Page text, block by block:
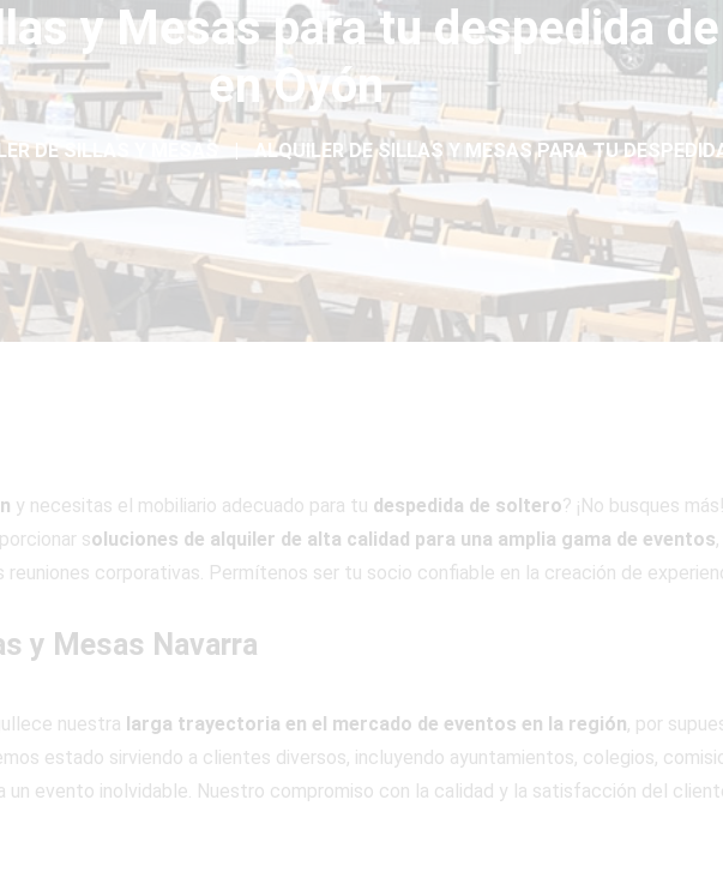
y Mesas para tu despedida
en Oyón
DE SILLAS Y MESAS ALQUILER DE SILLAS Y MESAS PARA TU
y necesitas el mobiliario adecuado para tu despedida de soltero? ¡No busques
soluciones de alquiler de alta calidad para una amplia gama de eventos
corporativas. Permítenos ser tu socio confiable en la creación de
y Mesas Navarra
nuestra larga trayectoria en el mercado de eventos en la región, por
estado sirviendo a clientes diversos, incluyendo ayuntamientos, colegios,
un evento inolvidable. Nuestro compromiso con la calidad y la satisfacción del